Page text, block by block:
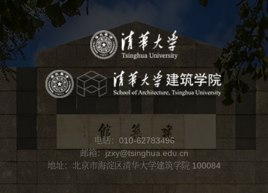
电话：010-62783496
邮箱：jzxy@tsinghua.edu.cn
地址：北京市海淀区清华大学建筑学院 100084